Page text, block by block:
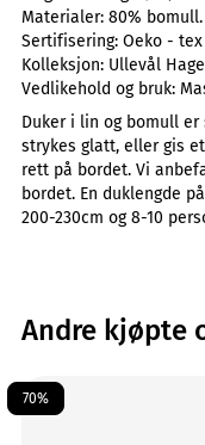
Materialer: 80%
Sertifisering: Oeko - tex
Kolleksjon: Ullevål
Vedlikehold og bruk:
Duker i lin og bomull
strykes glatt, eller gis
rett på bordet. Vi
bordet. En duklengde
200-230cm og 8-10
Andre kjøpte
70%